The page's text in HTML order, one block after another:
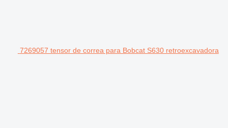
7269057 tensor de correa para Bobcat S630 retroexcavadora